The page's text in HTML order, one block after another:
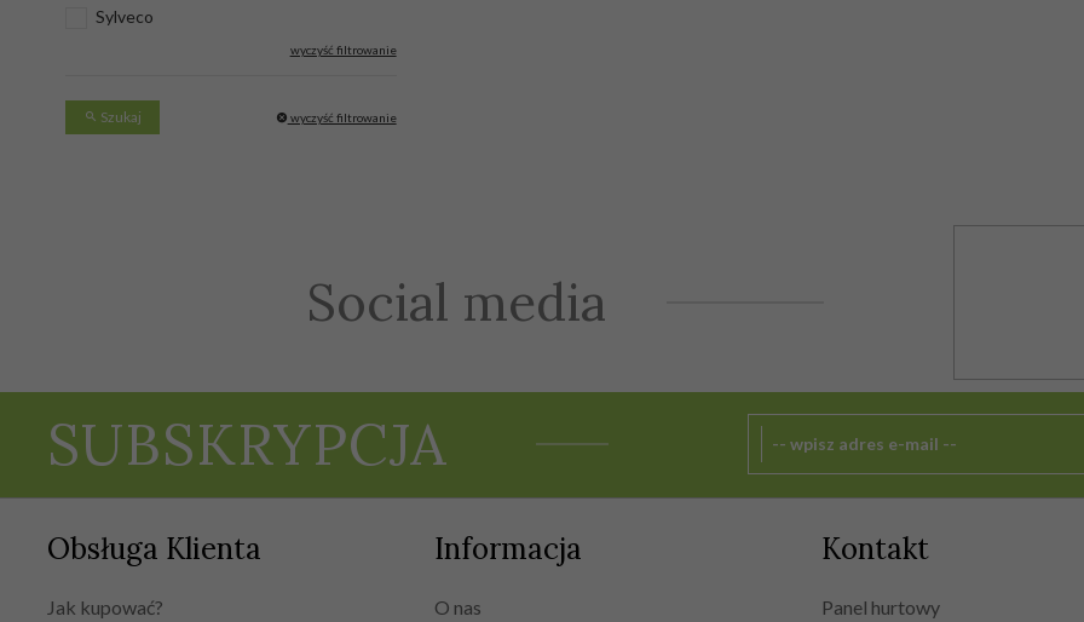
Sylveco
wyczyść filtrowanie
Szukaj wyczyść filtrowanie
Social media
SUBSKRYPCJA
Obsługa Klienta
Jak kupować?
Informacja
O nas
Kontakt
Panel hurtowy